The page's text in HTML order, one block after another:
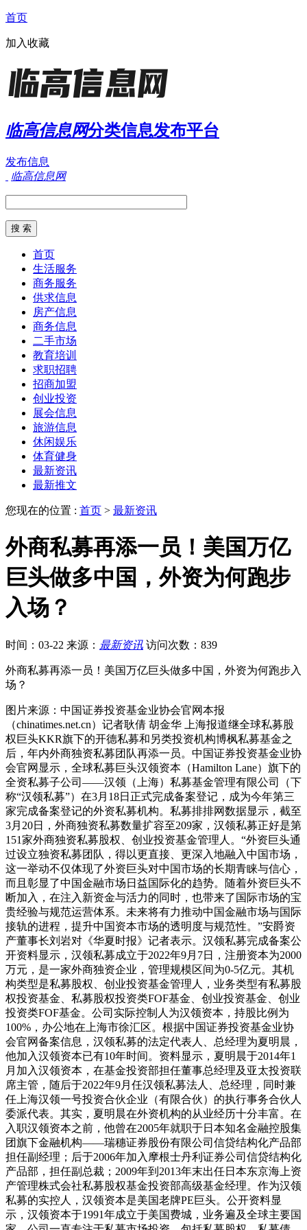
首页
加入收藏
临高信息网分类信息发布平台
发布信息
临高信息网
首页
生活服务
商务服务
供求信息
房产信息
商务信息
二手市场
教育培训
求职招聘
招商加盟
创业投资
展会信息
旅游信息
休闲娱乐
体育健身
最新资讯
最新推文
您现在的位置 : 首页 > 最新资讯
外商私募再添一员！美国万亿
巨头做多中国，外资为何跑步
入场？
时间：03-22 来源： 最新资讯 访问次数：839
外商私募再添一员！美国万亿巨头做多中国，外资为何跑步入
场？
图片来源：中国证券投资基金业协会官网本报
（chinatimes.net.cn）记者耿倩 胡金华 上海报道继全球私募股
权巨头KKR旗下的开德私募和另类投资机构博枫私募基金之
后，年内外商独资私募团队再添一员。中国证券投资基金业协
会官网显示，全球私募巨头汉领资本（Hamilton Lane）旗下的
全资私募子公司——汉领（上海）私募基金管理有限公司（下
称“汉领私募”）在3月18日正式完成备案登记，成为今年第三
家完成备案登记的外资私募机构。私募排排网数据显示，截至
3月20日，外商独资私募数量扩容至209家，汉领私募正好是第
151家外商独资私募股权、创业投资基金管理人。“外资巨头通
过设立独资私募团队，得以更直接、更深入地融入中国市场，
这一举动不仅体现了外资巨头对中国市场的长期青睐与信心，
而且彰显了中国金融市场日益国际化的趋势。随着外资巨头不
断加入，在注入新资金与活力的同时，也带来了国际市场的宝
贵经验与规范运营体系。未来将有力推动中国金融市场与国际
接轨的进程，提升中国资本市场的透明度与规范性。”安爵资
产董事长刘岩对《华夏时报》记者表示。汉领私募完成备案公
开资料显示，汉领私募成立于2022年9月7日，注册资本为2000
万元，是一家外商独资企业，管理规模区间为0-5亿元。其机
构类型是私募股权、创业投资基金管理人，业务类型有私募股
权投资基金、私募股权投资类FOF基金、创业投资基金、创业
投资类FOF基金。公司实际控制人为汉领资本，持股比例为
100%，办公地在上海市徐汇区。根据中国证券投资基金业协
会官网备案信息，汉领私募的法定代表人、总经理为夏明晨，
他加入汉领资本已有10年时间。资料显示，夏明晨于2014年1
月加入汉领资本，在基金投资部担任董事总经理及亚太投资联
席主管，随后于2022年9月任汉领私募法人、总经理，同时兼
任上海汉领一号投资合伙企业（有限合伙）的执行事务合伙人
委派代表。其实，夏明晨在外资机构的从业经历十分丰富。在
入职汉领资本之前，他曾在2005年就职于日本知名金融控股集
团旗下金融机构——瑞穗证券股份有限公司信贷结构化产品部
担任副经理；后于2006年加入摩根士丹利证券公司信贷结构化
产品部，担任副总裁；2009年到2013年末出任日本东京海上资
产管理株式会社私募股权基金投资部高级基金经理。作为汉领
私募的实控人，汉领资本是美国老牌PE巨头。公开资料显
示，汉领资本于1991年成立于美国费城，业务遍及全球主要国